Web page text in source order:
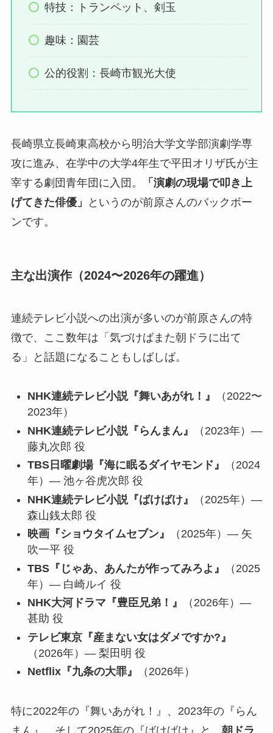
特技：トランペット、剣玉
趣味：園芸
公的役割：長崎市観光大使
長崎県立長崎東高校から明治大学文学部演劇学専
攻に進み、在学中の大学4年生で平田オリザ氏が主
宰する劇団青年団に入団。
「演劇の現場で叩き上
げてきた俳優」
というのが前原さんのバックボー
ンです。
主な出演作（2024〜2026年の躍進）
連続テレビ小説への出演が多いのが前原さんの特
徴で、ここ数年は「気づけばまた朝ドラに出て
る」と話題になることもしばしば。
NHK連続テレビ小説『舞いあがれ！』
（2022〜
2023年）
NHK連続テレビ小説『らんまん』
（2023年）―
藤丸次郎 役
TBS日曜劇場『海に眠るダイヤモンド』
（2024
年）― 池ヶ谷虎次郎 役
NHK連続テレビ小説『ばけばけ』
（2025年）―
森山銭太郎 役
映画『ショウタイムセブン』
（2025年）― 矢
吹一平 役
TBS『じゃあ、あんたが作ってみろよ』
（2025
年）― 白崎ルイ 役
NHK大河ドラマ『豊臣兄弟！』
（2026年）―
甚助 役
テレビ東京『産まない女はダメですか?』
（2026年）― 梨田明 役
Netflix『九条の大罪』
（2026年）
特に2022年の『舞いあがれ！』、2023年の『らん
まん』、そして2025年の『ばけばけ』と、 朝ドラ